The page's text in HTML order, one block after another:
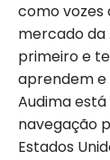
como vozes
mercado da
primeiro e
aprendem e
Audima
navegação
Estados